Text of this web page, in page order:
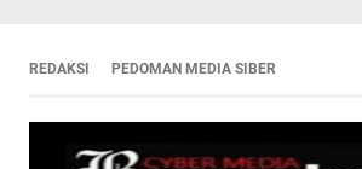
REDAKSI PEDOMAN MEDIA SIBER